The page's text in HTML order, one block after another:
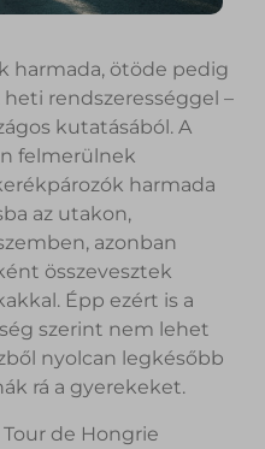
harmada, ötöde pedig
rendszerességgel –
kutatásából. A
felmerülnek
harmada
az utakon,
azonban
összevesztek
Épp ezért is a
szerint nem lehet
nyolcan legkésőbb
rá a gyerekeket.
de Hongrie